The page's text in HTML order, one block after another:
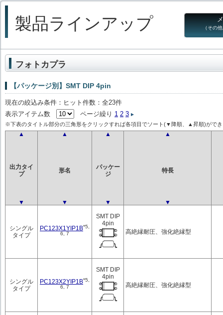
製品ラインアップ （その
フォトカプラ
【パッケージ別】SMT DIP 4pin
現在の絞込み条件：ヒット件数：全23件
表示アイテム数
ページ繰り 1 2 3
※下表のタイトル部分の三角形をクリックすれば各項目でソート(▼降順、▲昇順)がで
▲ ▲ ▲ ▲
出力タイ
プ
形名
パッケー
ジ
特長
▼ ▼ ▼ ▼
シングル
タイプ
PC123X1YIP1B*5,
6, 7
SMT DIP
4pin
高絶縁耐圧、強化絶縁型
シングル
タイプ
PC123X2YIP1B*5,
6, 7
SMT DIP
4pin
高絶縁耐圧、強化絶縁型